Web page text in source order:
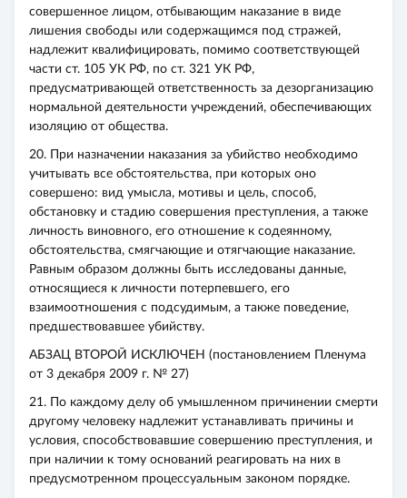
совершенное лицом, отбывающим наказание в виде
лишения свободы или содержащимся под стражей,
надлежит квалифицировать, помимо соответствующей
части ст. 105 УК РФ, по ст. 321 УК РФ,
предусматривающей ответственность за дезорганизацию
нормальной деятельности учреждений, обеспечивающих
изоляцию от общества.
20. При назначении наказания за убийство необходимо
учитывать все обстоятельства, при которых оно
совершено: вид умысла, мотивы и цель, способ,
обстановку и стадию совершения преступления, а также
личность виновного, его отношение к содеянному,
обстоятельства, смягчающие и отягчающие наказание.
Равным образом должны быть исследованы данные,
относящиеся к личности потерпевшего, его
взаимоотношения с подсудимым, а также поведение,
предшествовавшее убийству.
АБЗАЦ ВТОРОЙ ИСКЛЮЧЕН (постановлением Пленума
от 3 декабря 2009 г. № 27)
21. По каждому делу об умышленном причинении смерти
другому человеку надлежит устанавливать причины и
условия, способствовавшие совершению преступления, и
при наличии к тому оснований реагировать на них в
предусмотренном процессуальным законом порядке.